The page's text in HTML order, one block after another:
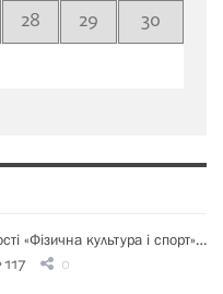
28 29
30
«Фізична культура і спорт»…
117 0